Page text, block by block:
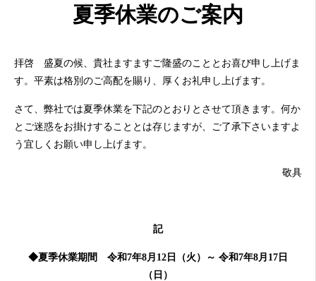
夏季休業のご案内
拝啓 盛夏の候、貴社ますますご隆盛のこととお喜び申し上げま
す。平素は格別のご高配を賜り、厚くお礼申し上げます。
さて、弊社では夏季休業を下記のとおりとさせて頂きます。何か
とご迷惑をお掛けすることとは存じますが、ご了承下さいますよ
う宜しくお願い申し上げます。
敬具
記
◆夏季休業期間 令和7年8月12日（火）～ 令和7年8月17日
（日）